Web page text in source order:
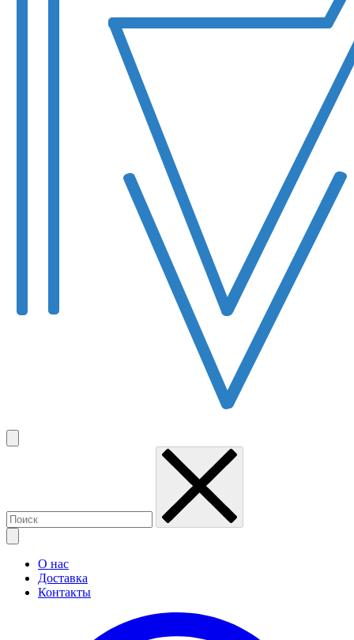
О нас
Доставка
Контакты